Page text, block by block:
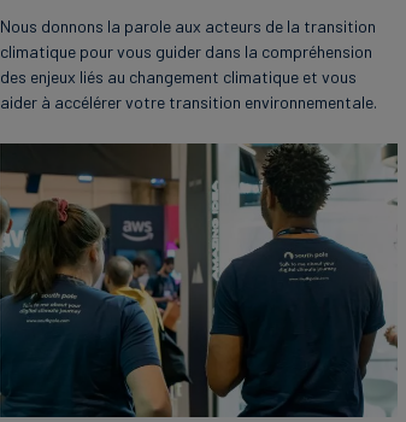
Nous donnons la parole aux acteurs de la transition
climatique pour vous guider dans la compréhension
des enjeux liés au changement climatique et vous
aider à accélérer votre transition environnementale.